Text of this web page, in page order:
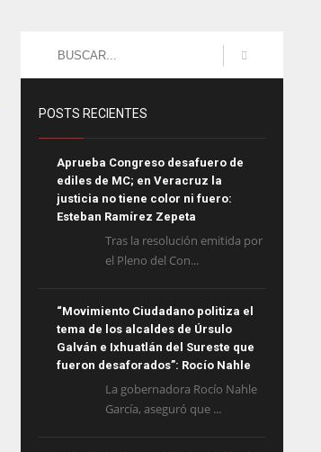
POSTS RECIENTES
Aprueba Congreso desafuero de
ediles de MC; en Veracruz la
justicia no tiene color ni fuero:
Esteban Ramírez Zepeta
Tras la resolución emitida por
el Pleno del Con...
“Movimiento Ciudadano politiza el
tema de los alcaldes de Úrsulo
Galván e Ixhuatlán del Sureste que
fueron desaforados”: Rocío Nahle
La gobernadora Rocío Nahle
García, aseguró que ...